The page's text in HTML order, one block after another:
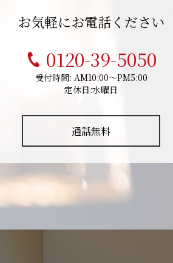
お気軽にお電話ください
0120-39-5050
受付時間: AM10:00～PM5:00
定休日:水曜日
通話無料